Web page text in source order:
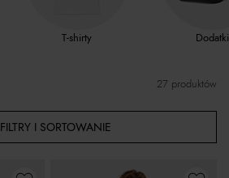
T-shirty Dodatki
FILTRY I SORTOWANIE
27 produktów